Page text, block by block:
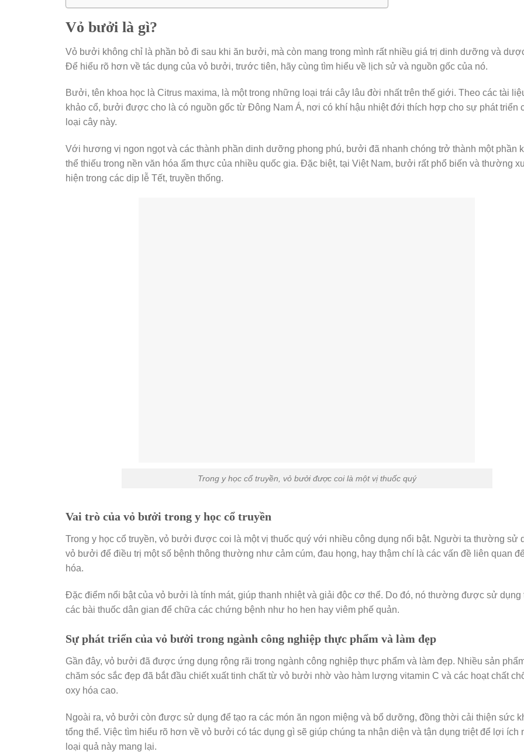
Vỏ bưởi là gì?
Vỏ bưởi không chỉ là phần bỏ đi sau khi ăn bưởi, mà còn mang trong mình rất nhiều giá trị dinh dưỡng và
Để hiểu rõ hơn về tác dụng của vỏ bưởi, trước tiên, hãy cùng tìm hiểu về lịch sử và nguồn gốc của nó.
Bưởi, tên khoa học là Citrus maxima, là một trong những loại trái cây lâu đời nhất trên thế giới. Theo các tài
khảo cổ, bưởi được cho là có nguồn gốc từ Đông Nam Á, nơi có khí hậu nhiệt đới thích hợp cho sự phát triển
loại cây này.
Với hương vị ngon ngọt và các thành phần dinh dưỡng phong phú, bưởi đã nhanh chóng trở thành một phần
thể thiếu trong nền văn hóa ẩm thực của nhiều quốc gia. Đặc biệt, tại Việt Nam, bưởi rất phổ biến và thường
hiện trong các dịp lễ Tết, truyền thống.
Trong y học cổ truyền, vỏ bưởi được coi là một vị thuốc quý
Vai trò của vỏ bưởi trong y học cổ truyền
Trong y học cổ truyền, vỏ bưởi được coi là một vị thuốc quý với nhiều công dụng nổi bật. Người ta thường sử
vỏ bưởi để điều trị một số bệnh thông thường như cảm cúm, đau họng, hay thậm chí là các vấn đề liên quan
hóa.
Đặc điểm nổi bật của vỏ bưởi là tính mát, giúp thanh nhiệt và giải độc cơ thể. Do đó, nó thường được sử dụng
các bài thuốc dân gian để chữa các chứng bệnh như ho hen hay viêm phế quản.
Sự phát triển của vỏ bưởi trong ngành công nghiệp thực phẩm và làm đẹp
Gần đây, vỏ bưởi đã được ứng dụng rộng rãi trong ngành công nghiệp thực phẩm và làm đẹp. Nhiều sản
chăm sóc sắc đẹp đã bắt đầu chiết xuất tinh chất từ vỏ bưởi nhờ vào hàm lượng vitamin C và các hoạt chất
oxy hóa cao.
Ngoài ra, vỏ bưởi còn được sử dụng để tạo ra các món ăn ngon miệng và bổ dưỡng, đồng thời cải thiện sức
tổng thể. Việc tìm hiểu rõ hơn về vỏ bưởi có tác dụng gì sẽ giúp chúng ta nhận diện và tận dụng triệt để lợi ích
loại quả này mang lại.